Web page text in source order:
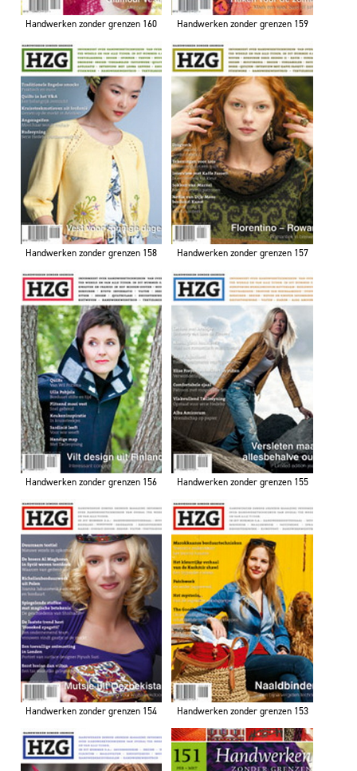
Handwerken zonder grenzen 160 Handwerken zonder grenzen 159
Handwerken zonder grenzen 158 Handwerken zonder grenzen 157
Handwerken zonder grenzen 156 Handwerken zonder grenzen 155
Handwerken zonder grenzen 154 Handwerken zonder grenzen 153